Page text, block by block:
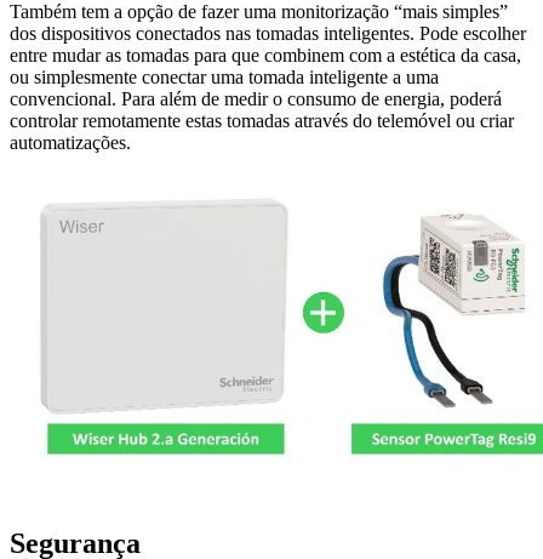
Também tem a opção de fazer uma monitorização “mais simples”
dos dispositivos conectados nas tomadas inteligentes. Pode escolher
entre mudar as tomadas para que combinem com a estética da casa,
ou simplesmente conectar uma tomada inteligente a uma
convencional. Para além de medir o consumo de energia, poderá
controlar remotamente estas tomadas através do telemóvel ou criar
automatizações.
Segurança